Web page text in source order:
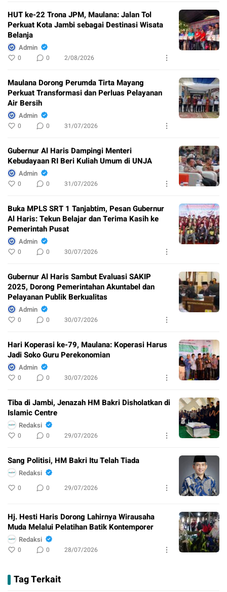
HUT ke-22 Trona JPM, Maulana: Jalan Tol
Perkuat Kota Jambi sebagai Destinasi Wisata
Belanja
Admin
0 0 2/08/2026
Maulana Dorong Perumda Tirta Mayang
Perkuat Transformasi dan Perluas Pelayanan
Air Bersih
Admin
0 0 31/07/2026
Gubernur Al Haris Dampingi Menteri
Kebudayaan RI Beri Kuliah Umum di UNJA
Admin
0 0 31/07/2026
Buka MPLS SRT 1 Tanjabtim, Pesan Gubernur
Al Haris: Tekun Belajar dan Terima Kasih ke
Pemerintah Pusat
Admin
0 0 30/07/2026
Gubernur Al Haris Sambut Evaluasi SAKIP
2025, Dorong Pemerintahan Akuntabel dan
Pelayanan Publik Berkualitas
Admin
0 0 30/07/2026
Hari Koperasi ke-79, Maulana: Koperasi Harus
Jadi Soko Guru Perekonomian
Admin
0 0 30/07/2026
Tiba di Jambi, Jenazah HM Bakri Disholatkan di
Islamic Centre
Redaksi
0 0 29/07/2026
Sang Politisi, HM Bakri Itu Telah Tiada
Redaksi
0 0 29/07/2026
Hj. Hesti Haris Dorong Lahirnya Wirausaha
Muda Melalui Pelatihan Batik Kontemporer
Redaksi
0 0 28/07/2026
Tag Terkait